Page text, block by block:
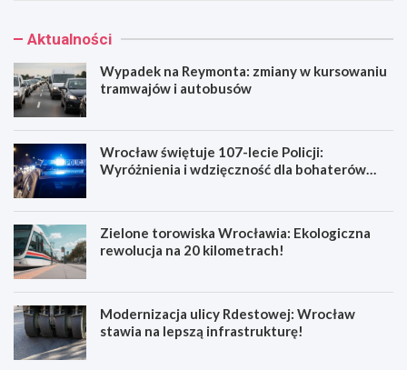
Aktualności
Wypadek na Reymonta: zmiany w kursowaniu
tramwajów i autobusów
Wrocław świętuje 107-lecie Policji:
Wyróżnienia i wdzięczność dla bohaterów
Zielone torowiska Wrocławia: Ekologiczna
rewolucja na 20 kilometrach!
Modernizacja ulicy Rdestowej: Wrocław
stawia na lepszą infrastrukturę!
W
W